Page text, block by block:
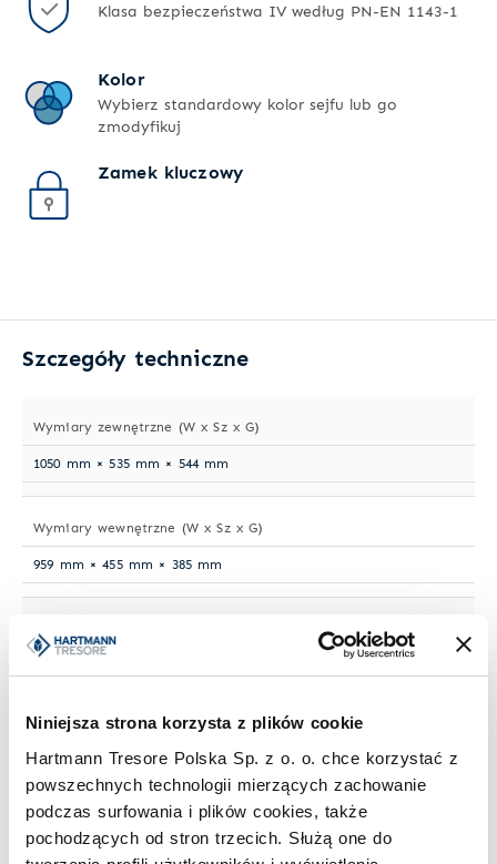
Niniejsza strona korzysta z plików cookie
Hartmann Tresore Polska Sp. z o. o. chce korzystać z
powszechnych technologii mierzących zachowanie
podczas surfowania i plików cookies, także
pochodzących od stron trzecich. Służą one do
Klasa bezpieczeństwa IV według PN-EN 1143-1
Kolor
Wybierz standardowy kolor sejfu lub go
zmodyfikuj
Zamek kluczowy
Szczegóły techniczne
Wymiary zewnętrzne (W x Sz x G)
1050 mm × 535 mm × 544 mm
Wymiary wewnętrzne (W x Sz x G)
959 mm × 455 mm × 385 mm
Pojemność
168 l
Klasa bezpieczeństwa